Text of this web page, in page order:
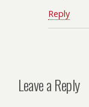
Reply
Leave a Reply